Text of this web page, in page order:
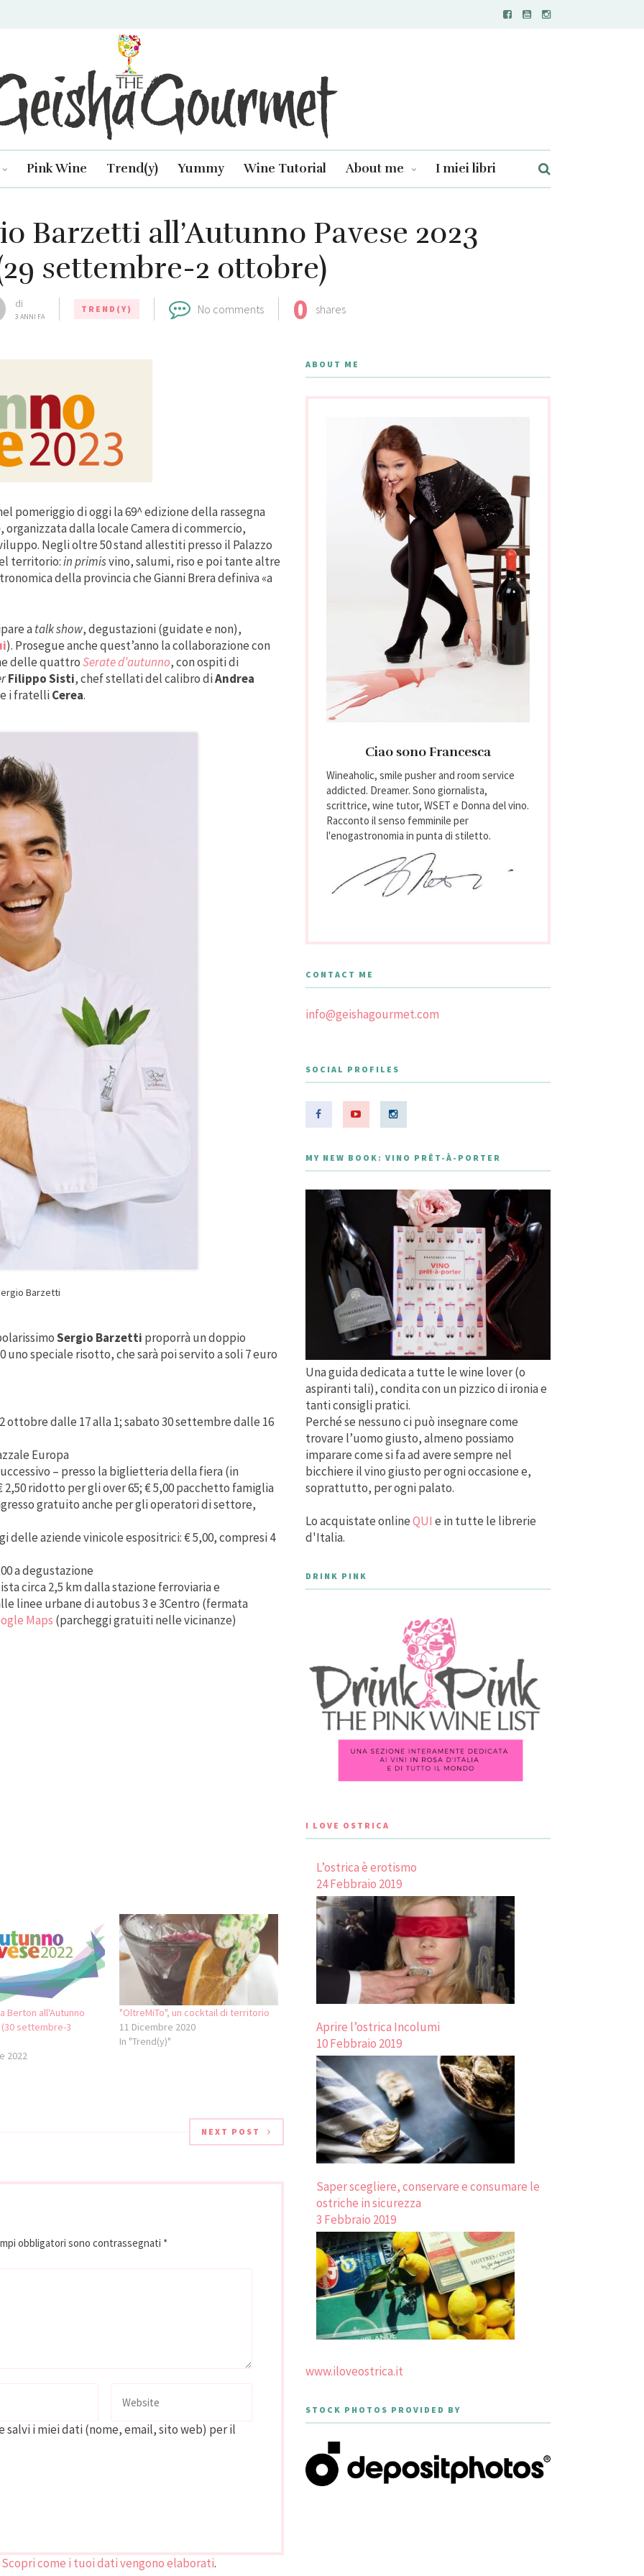
Pink Wine Trend(y) Yummy Wine Tutorial About me I miei libri
Barzetti all’Autunno Pavese 2023
settembre-2 ottobre)
di
3 ANNI FA
TREND(Y) No comments 0 shares
pomeriggio di oggi la 69^ edizione della rassegna
, organizzata dalla locale Camera di commercio,
Negli oltre 50 stand allestiti presso il Palazzo
territorio:in primisvino, salumi, riso e poi tante altre
della provincia che Gianni Brera definiva «a
atalk show, degustazioni (guidate e non),
). Prosegue anche quest’anno la collaborazione con
delle quattroSerate d’autunno, con ospiti di
Filippo Sisti, chef stellati del calibro diAndrea
e i fratelliCerea.
Barzetti
Sergio Barzetti proporrà un doppio
uno speciale risotto, che sarà poi servito a soli 7 euro
ottobre dalle 17 alla 1; sabato 30 settembre dalle 16
Europa
– presso la biglietteria della fiera (in
2,50 ridotto per gli over 65; € 5,00 pacchetto famiglia
gratuito anche per gli operatori di settore,
delle aziende vinicole espositrici: € 5,00, compresi 4
a degustazione
circa 2,5 km dalla stazione ferroviaria e
linee urbane di autobus 3 e 3Centro (fermata
Maps (parcheggi gratuiti nelle vicinanze)
Berton all'Autunno
(30 settembre-3
2022
"OltreMiTo", un cocktail di territorio
11 Dicembre 2020
In "Trend(y)"
NEXT POST
obbligatori sono contrassegnati *
salvi i miei dati (nome, email, sito web) per il
Scopri come i tuoi dati vengono elaborati.
ABOUT ME
Ciao sono Francesca
Wineaholic, smile pusher and room service
addicted. Dreamer. Sono giornalista,
scrittrice, wine tutor, WSET e Donna del vino.
Racconto il senso femminile per
l'enogastronomia in punta di stiletto.
CONTACT ME
info@geishagourmet.com
SOCIAL PROFILES
MY NEW BOOK: VINO PRÊT-À-PORTER
Una guida dedicata a tutte le wine lover (o
aspiranti tali), condita con un pizzico di ironia e
tanti consigli pratici.
Perché se nessuno ci può insegnare come
trovare l’uomo giusto, almeno possiamo
imparare come si fa ad avere sempre nel
bicchiere il vino giusto per ogni occasione e,
soprattutto, per ogni palato.
Lo acquistate onlineQUI e in tutte le librerie
d'Italia.
DRINK PINK
I LOVE OSTRICA
L’ostrica è erotismo
24 Febbraio 2019
Aprire l’ostrica Incolumi
10 Febbraio 2019
Saper scegliere, conservare e consumare le
ostriche in sicurezza
3 Febbraio 2019
www.iloveostrica.it
STOCK PHOTOS PROVIDED BY